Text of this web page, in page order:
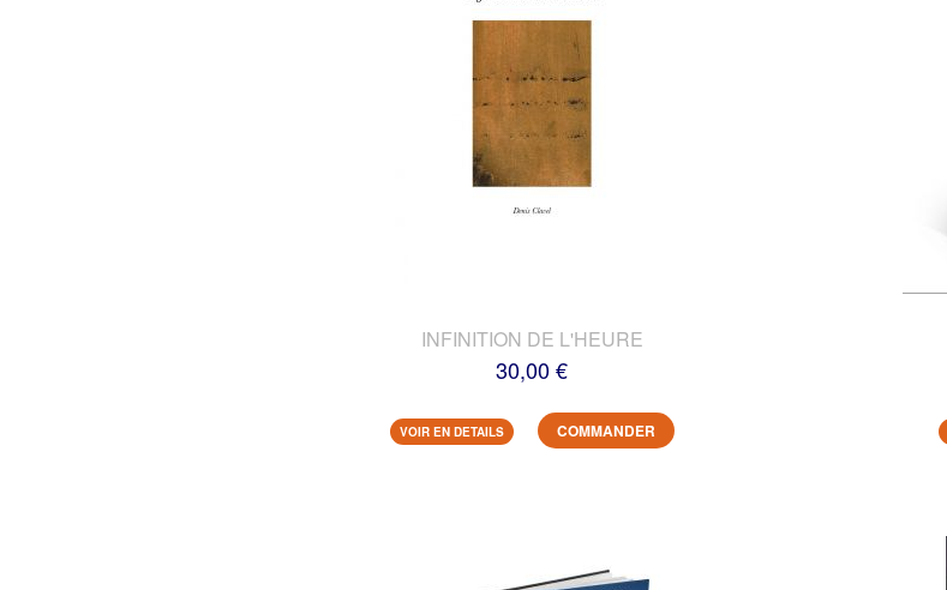
INFINITION DE L'HEURE
30,00 €
VOIR EN DETAILS COMMANDER